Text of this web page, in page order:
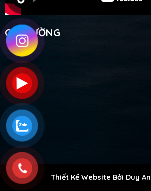
CHỈ ĐƯỜNG
Thiết Kế Website Bởi Duy